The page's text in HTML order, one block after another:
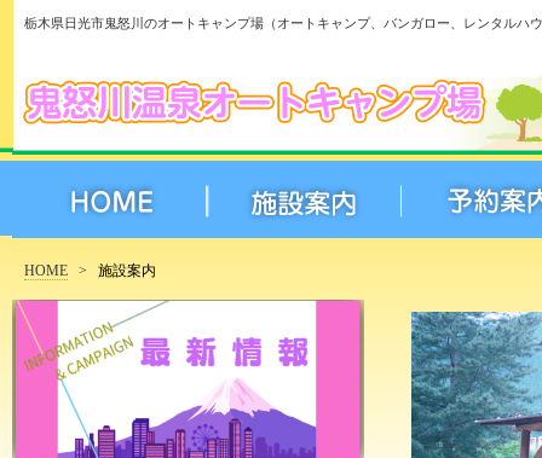
栃木県日光市鬼怒川のオートキャンプ場（オートキャンプ、バンガロー、レンタルハ
HOME > 施設案内